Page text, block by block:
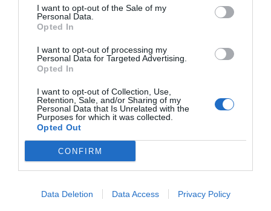
I want to opt-out of the Sale of my
Personal Data.
Opted In
I want to opt-out of processing my
Personal Data for Targeted Advertising.
Opted In
I want to opt-out of Collection, Use,
Retention, Sale, and/or Sharing of my
Personal Data that Is Unrelated with the
Purposes for which it was collected.
Opted Out
CONFIRM
Data Deletion Data Access Privacy Policy
Γιώργος Κοντογεώργης